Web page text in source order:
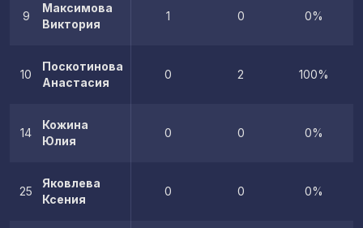
9
Максимова
Виктория
1 0 0%
10
Поскотинова
Анастасия
0 2 100%
14
Кожина
Юлия
0 0 0%
25
Яковлева
Ксения
0 0 0%